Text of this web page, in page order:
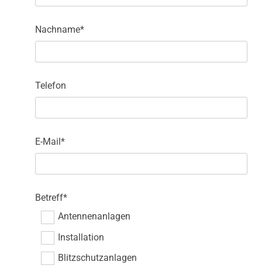
Nachname*
Telefon
E-Mail*
Betreff*
Antennenanlagen
Installation
Blitzschutzanlagen